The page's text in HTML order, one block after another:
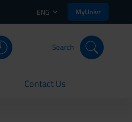
ENG MyUnivr
Search
Contact Us
current